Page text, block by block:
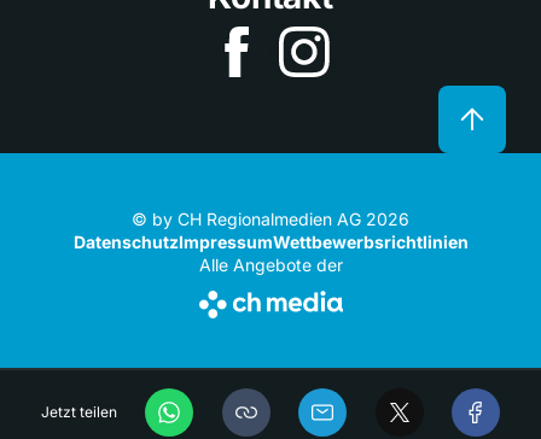
Jetzt teilen
© by CH Regionalmedien AG 2026
DatenschutzImpressumWettbewerbsrichtlinien
Alle Angebote der